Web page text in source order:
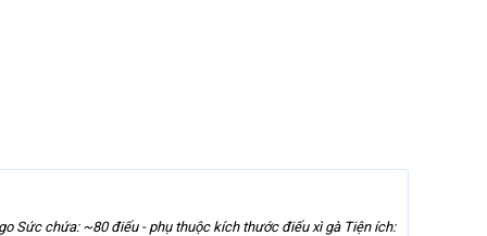
Sức chứa: ~80 điếu - phụ thuộc kích thước điếu xì gà Tiện ích: